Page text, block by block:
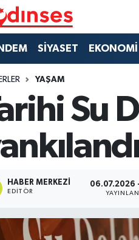
SİYASET EKONOMİ
YAŞAM
Su
HABER MERKEZI
EDITÖR
06.07.2026